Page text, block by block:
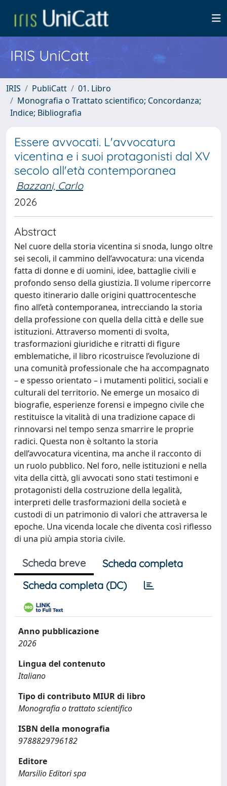
IRIS UniCatt
IRIS PubliCatt
01. Libro
Monografia o Trattato scientifico; Concordanza;
Indice; Bibliografia
Essere avvocati. L'avvocatura
vicentina e i suoi protagonisti dal XV
secolo all'età contemporanea
Bazzani, Carlo
2026
Abstract
Nel cuore della storia vicentina si snoda, lungo oltre
sei secoli, il cammino dell’avvocatura: una vicenda
fatta di donne e di uomini, idee, battaglie civili e
profondo senso della giustizia. Il volume ripercorre
questo itinerario dalle origini quattrocentesche
fino all’età contemporanea, intrecciando la storia
della professione con quella della città e delle sue
istituzioni. Attraverso momenti di svolta,
trasformazioni giuridiche e ritratti di figure
emblematiche, il libro ricostruisce l’evoluzione di
una comunità professionale che ha accompagnato
– e spesso orientato – i mutamenti politici, sociali e
culturali del territorio. Ne emerge un mosaico di
biografie, esperienze forensi e impegno civile che
restituisce la vitalità di una tradizione capace di
rinnovarsi nel tempo senza smarrire le proprie
radici. Questa non è soltanto la storia
dell’avvocatura vicentina, ma anche il racconto di
un ruolo pubblico. Nel foro, nelle istituzioni e nella
vita della città, gli avvocati sono stati testimoni e
protagonisti della costruzione della legalità,
interpreti delle trasformazioni della società e
custodi di un patrimonio di valori che attraversa le
epoche. Una vicenda locale che diventa così riflesso
di una più ampia storia civile.
Scheda breve
Scheda completa
Scheda completa (DC)
Anno pubblicazione
2026
Lingua del contenuto
Italiano
Tipo di contributo MIUR di libro
Monografia o trattato scientifico
ISBN della monografia
9788829796182
Editore
Marsilio Editori spa